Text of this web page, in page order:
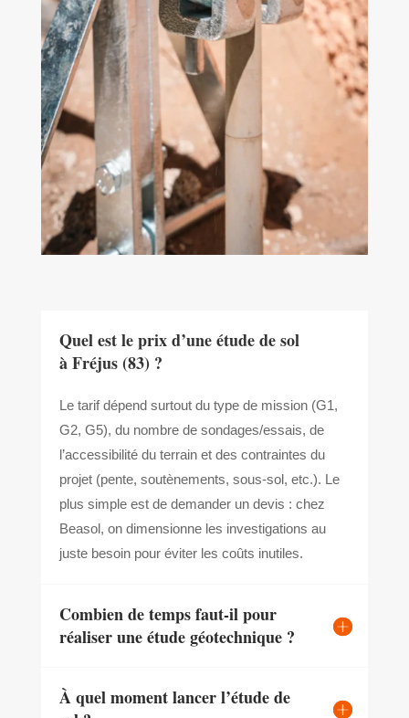
Quel est le prix d’une étude de sol
à Fréjus (83) ?
Le tarif dépend surtout du type de mission (G1,
G2, G5), du nombre de sondages/essais, de
l’accessibilité du terrain et des contraintes du
projet (pente, soutènements, sous-sol, etc.). Le
plus simple est de demander un devis : chez
Beasol, on dimensionne les investigations au
juste besoin pour éviter les coûts inutiles.
Combien de temps faut-il pour
réaliser une étude géotechnique ?
À quel moment lancer l’étude de